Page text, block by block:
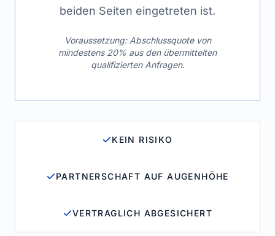
beiden Seiten eingetreten ist.
Voraussetzung: Abschlussquote von
mindestens 20% aus den übermittelten
qualifizierten Anfragen.
KEIN RISIKO
PARTNERSCHAFT AUF AUGENHÖHE
VERTRAGLICH ABGESICHERT